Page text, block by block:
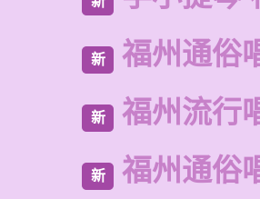
新 福州通俗
新 福州流行
新 福州通俗